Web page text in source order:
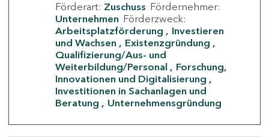
Förderart: Zuschuss Fördernehmer:
Unternehmen Förderzweck:
Arbeitsplatzförderung
Investieren
und Wachsen
Existenzgründung
Qualifizierung/Aus- und
Weiterbildung/Personal
Forschung,
Innovationen und Digitalisierung
Investitionen in Sachanlagen und
Beratung
Unternehmensgründung